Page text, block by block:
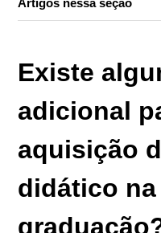
Artigos nessa seção
Existe
adicional
aquisição
didático